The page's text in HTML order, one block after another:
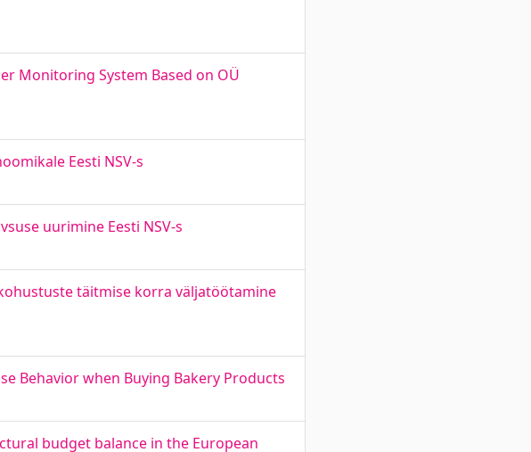
Monitoring System Based on OÜ
Eesti NSV-s
uurimine Eesti NSV-s
täitmise korra väljatöötamine
Behavior when Buying Bakery Products
budget balance in the European